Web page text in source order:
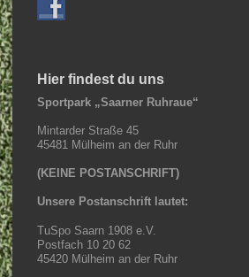
Hier findest du uns
Sportpark „Saarner Ruhraue“
Mintarder Straße 45
45481 Mülheim an der Ruhr
(KEINE POSTANSCHRIFT)
Unsere Postanschrift lautet:
TuSpo Saarn 1908 e.V.
Postfach 10 20 62
45420 Mülheim an der Ruhr